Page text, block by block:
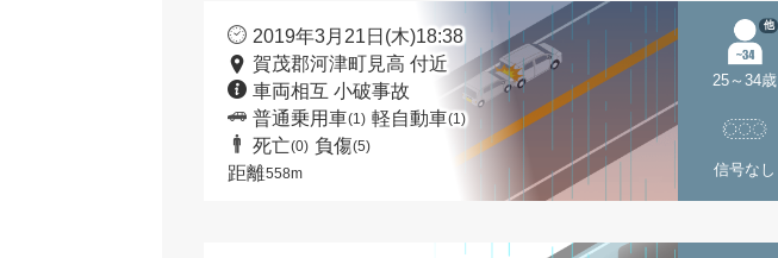
2019年3月21日(木)18:38
賀茂郡河津町見高 付近
車両相互 小破事故
普通乗用車(1) 軽自動車(1)
死亡(0) 負傷(5)
距離558m
25～34歳
他
信号なし